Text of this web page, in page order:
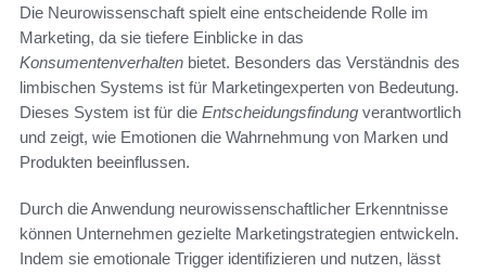
Die Neurowissenschaft spielt eine entscheidende Rolle im
Marketing, da sie tiefere Einblicke in das
Konsumentenverhalten bietet. Besonders das Verständnis des
limbischen Systems ist für Marketingexperten von Bedeutung.
Dieses System ist für die Entscheidungsfindung verantwortlich
und zeigt, wie Emotionen die Wahrnehmung von Marken und
Produkten beeinflussen.
Durch die Anwendung neurowissenschaftlicher Erkenntnisse
können Unternehmen gezielte Marketingstrategien entwickeln.
Indem sie emotionale Trigger identifizieren und nutzen, lässt